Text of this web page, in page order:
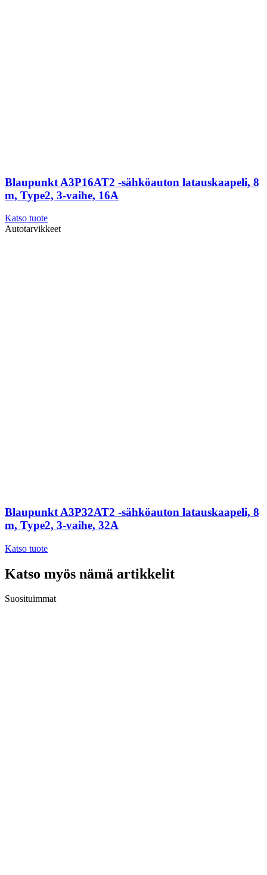
Blaupunkt A3P16AT2 -sähköauton latauskaapeli, 8
m, Type2, 3-vaihe, 16A
Katso tuote
Autotarvikkeet
Blaupunkt A3P32AT2 -sähköauton latauskaapeli, 8
m, Type2, 3-vaihe, 32A
Katso tuote
Katso myös nämä artikkelit
Suosituimmat